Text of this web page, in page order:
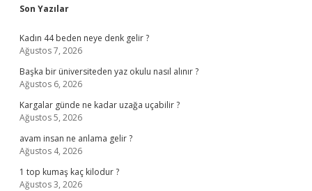
Sidebar
Son Yazılar
Kadın 44 beden neye denk gelir ?
Ağustos 7, 2026
Başka bir üniversiteden yaz okulu nasıl alınır ?
Ağustos 6, 2026
Kargalar günde ne kadar uzağa uçabilir ?
Ağustos 5, 2026
avam insan ne anlama gelir ?
Ağustos 4, 2026
1 top kumaş kaç kilodur ?
Ağustos 3, 2026